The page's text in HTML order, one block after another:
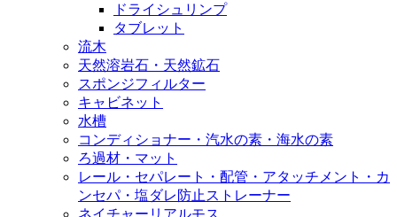
ドライシュリンプ
タブレット
流木
天然溶岩石・天然鉱石
スポンジフィルター
キャビネット
水槽
コンディショナー・汽水の素・海水の素
ろ過材・マット
レール・セパレート・配管・アタッチメント・カ
ンセパ・塩ダレ防止ストレーナー